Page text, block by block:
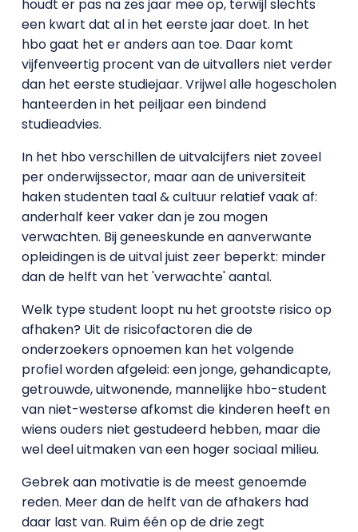
houdt er pas na zes jaar mee op, terwijl slechts
een kwart dat al in het eerste jaar doet. In het
hbo gaat het er anders aan toe. Daar komt
vijfenveertig procent van de uitvallers niet verder
dan het eerste studiejaar. Vrijwel alle hogescholen
hanteerden in het peiljaar een bindend
studieadvies.
In het hbo verschillen de uitvalcijfers niet zoveel
per onderwijssector, maar aan de universiteit
haken studenten taal & cultuur relatief vaak af:
anderhalf keer vaker dan je zou mogen
verwachten. Bij geneeskunde en aanverwante
opleidingen is de uitval juist zeer beperkt: minder
dan de helft van het 'verwachte' aantal.
Welk type student loopt nu het grootste risico op
afhaken? Uit de risicofactoren die de
onderzoekers opnoemen kan het volgende
profiel worden afgeleid: een jonge, gehandicapte,
getrouwde, uitwonende, mannelijke hbo-student
van niet-westerse afkomst die kinderen heeft en
wiens ouders niet gestudeerd hebben, maar die
wel deel uitmaken van een hoger sociaal milieu.
Gebrek aan motivatie is de meest genoemde
reden. Meer dan de helft van de afhakers had
daar last van. Ruim één op de drie zegt